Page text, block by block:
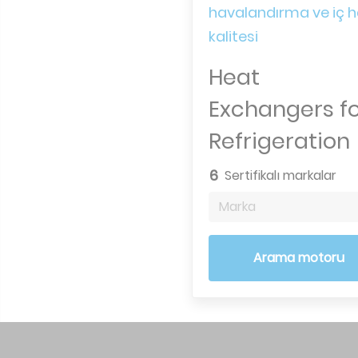
havalandırma ve iç
kalitesi
Heat
Exchangers
Refrigeration
6 Sertifikalı markalar
Marka
Arama motoru